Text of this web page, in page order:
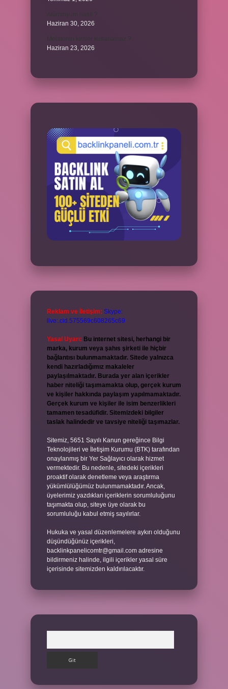
Haziran 30, 2026
Haziran 23, 2026
Reklam ve İletişim: Skype:
live:.cid.575569c608265c69
Yasal Uyarı: Bu internet sitesi, herhangi bir
marka, kurum veya şahıs şirketi ile hiçbir
bağlantısı bulunmamaktadır. Sitede yalnızca
kendi hazırladığımız makaleler
paylaşılmaktadır. Burada yer alan içerikler
haber niteliği taşımamakta olup, gerçek kurum
ve kişiler hakkında paylaşım yapılmamaktadır.
Gerçek kurum ve kişiler ile isim benzerlikleri
tamamen tesadüfidir. Sitemizdeki bilgiler
taslak halindedir ve tavsiye niteliği taşımazlar.
Sitemiz, 5651 Sayılı Kanun gereğince Bilgi
Teknolojileri ve İletişim Kurumu (BTK) tarafından
onaylanmış bir Yer Sağlayıcı olarak hizmet
vermektedir. Bu nedenle, sitedeki içerikleri
proaktif olarak denetleme veya araştırma
yükümlülüğümüz bulunmamaktadır. Ancak,
üyelerimiz yazdıkları içeriklerin sorumluluğunu
taşımakta olup, siteye üye olarak bu
sorumluluğu kabul etmiş sayılırlar.
Hukuka ve yasal düzenlemelere aykırı olduğunu
düşündüğünüz içerikleri,
backlinkpanelicomtr@gmail.com adresine
bildirmeniz halinde, ilgili içerikler yasal süre
içerisinde sitemizden kaldırılacaktır.